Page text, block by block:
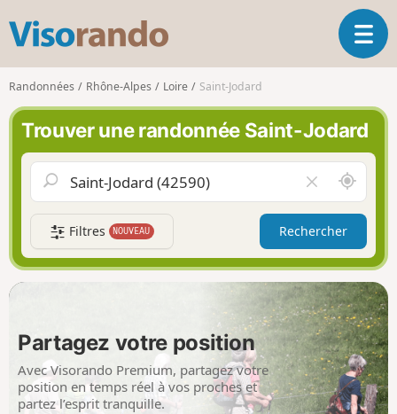
s
o
r
n
d
o
O
u
r
l
a
i
g
a
t
i
o
n
Randonnées Rhône-Alpes Loire Saint-Jodard
Trouver une randonnée Saint-Jodard
i
d
e
r
l
e
c
h
a
m
p
A
u
t
u
r
d
e
m
o
i
Filtres NOUVEAU Rechercher
Partagez votre position
Avec Visorando Premium, partagez votre
position en temps réel à vos proches et
partez l’esprit tranquille.